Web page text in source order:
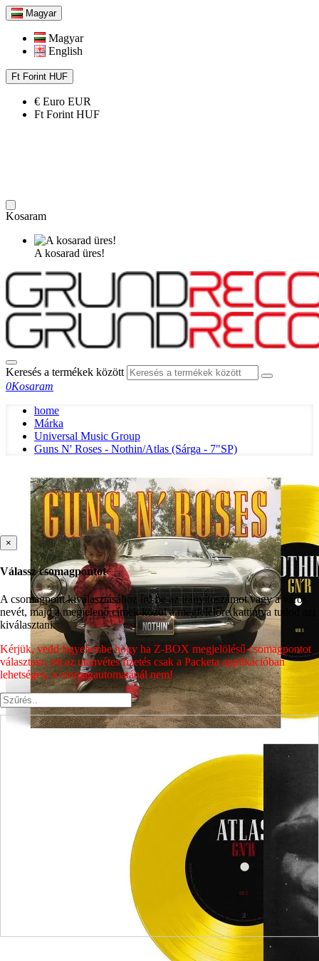
Magyar
Magyar
English
Ft Forint HUF
€ Euro EUR
Ft Forint HUF
Kosaram
A kosarad üres!
Keresés a termékek között
0Kosaram
home
Márka
Universal Music Group
Guns N' Roses - Nothin/Atlas (Sárga - 7"SP)
×
Válassz csomagpontot
A csomagpont kiválasztásához írd be az irányítószámot vagy a város
nevét, majd a megjelenő címek közül a megfelelőre kattintva tudod azt
kiválasztani.
Kérjük, vedd figyelembe hogy ha Z-BOX megjelölésű csomagpontot
választasz, ott az utánvétes fizetés csak a Packeta applikációban
lehetséges, a csomagautomatánál nem!